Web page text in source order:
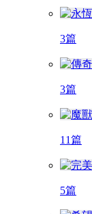
3篇
3篇
11篇
5篇